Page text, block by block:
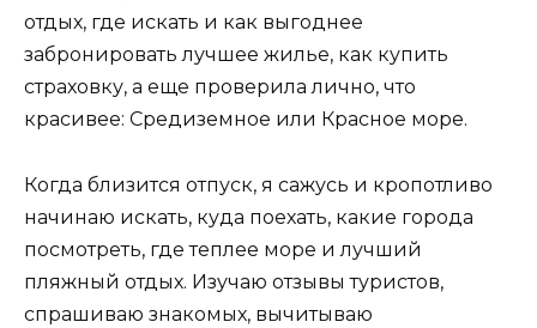
отдых, где искать и как выгоднее
забронировать лучшее жилье, как купить
страховку, а еще проверила лично, что
красивее: Средиземное или Красное море.
Когда близится отпуск, я сажусь и кропотливо
начинаю искать, куда поехать, какие города
посмотреть, где теплее море и лучший
пляжный отдых. Изучаю отзывы туристов,
спрашиваю знакомых, вычитываю